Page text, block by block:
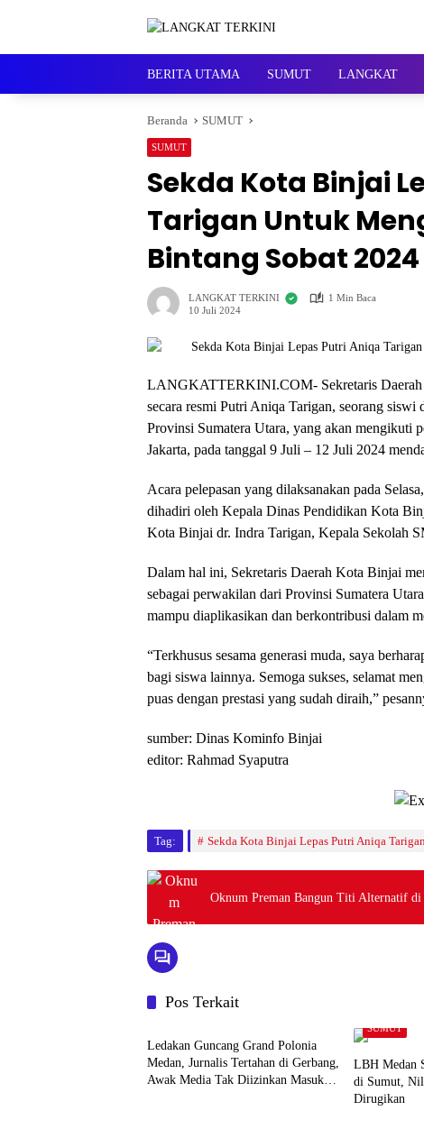
BERITA UTAMA SUMUT LANGKAT
Beranda SUMUT
SUMUT
Sekda Kota Binjai
Tarigan Untuk
Bintang Sobat
LANGKAT TERKINI
1 Min Baca
10 Juli 2024
LANGKATTERKINI.COM- Sekretaris Daerah
secara resmi Putri Aniqa Tarigan, seorang
Provinsi Sumatera Utara, yang akan mengikuti
Jakarta, pada tanggal 9 Juli – 12 Juli 2024
Acara pelepasan yang dilaksanakan pada
dihadiri oleh Kepala Dinas Pendidikan Kota
Kota Binjai dr. Indra Tarigan, Kepala Sekolah
Dalam hal ini, Sekretaris Daerah Kota Binjai
sebagai perwakilan dari Provinsi Sumatera
mampu diaplikasikan dan berkontribusi dalam
“Terkhusus sesama generasi muda, saya
bagi siswa lainnya. Semoga sukses, selamat
puas dengan prestasi yang sudah diraih,”
sumber: Dinas Kominfo Binjai
editor: Rahmad Syaputra
Tag: Sekda Kota Binjai Lepas Putri Aniqa
Oknum Preman Bangun Titi Alternatif di
Pos Terkait
SUMUT
Ledakan Guncang Grand Polonia
Medan, Jurnalis Tertahan di Gerbang,
Awak Media Tak Diizinkan Masuk
SUMUT
LBH Medan
di Sumut,
Dirugikan